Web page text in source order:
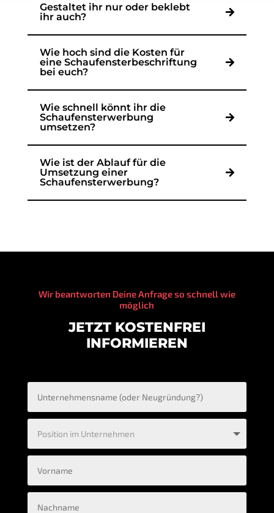
Gestaltet ihr nur oder beklebt
ihr auch?
Wie hoch sind die Kosten für
eine Schaufensterbeschriftung
bei euch?
Wie schnell könnt ihr die
Schaufensterwerbung
umsetzen?
Wie ist der Ablauf für die
Umsetzung einer
Schaufensterwerbung?
Wir beantworten Deine Anfrage so schnell wie
möglich
JETZT KOSTENFREI
INFORMIEREN